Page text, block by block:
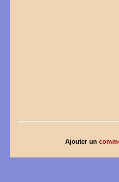
Ajouter un